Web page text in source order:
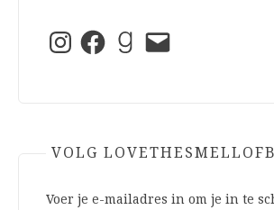
InstagramFacebookGoodreads
E-
mail
VOLG
Voer je e-mailadres in om je in te